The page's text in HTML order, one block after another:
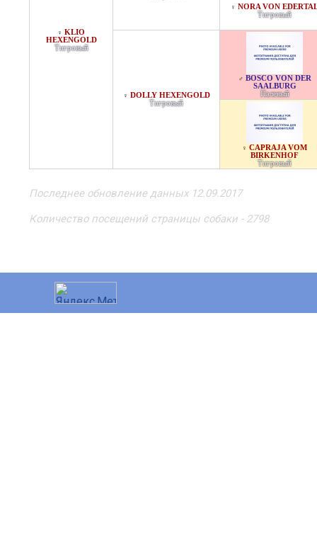
♀ KLIO
HEXENGOLD
Тигровый
♀ NORA VON
Тигровый
♀ DOLLY HEXENGOLD
Тигровый
♂ BOSCO VON DER
SAALBURG
Палевый
♀ CAPRAJA VOM
BIRKENHOF
Тигровый
Последнее обновление данных 12.09.2017
Количество посещений страницы собаки - 2798